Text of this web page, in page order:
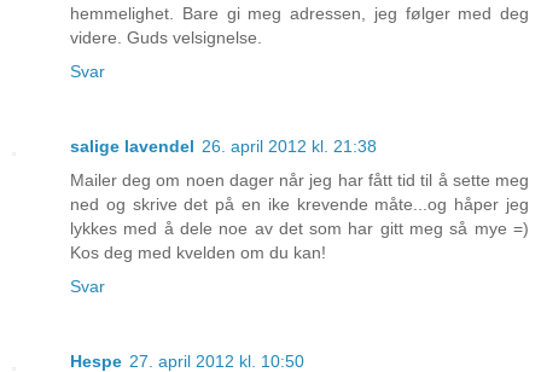
hemmelighet. Bare gi meg adressen, jeg følger med deg
videre. Guds velsignelse.
Svar
salige lavendel 26. april 2012 kl. 21:38
Mailer deg om noen dager når jeg har fått tid til å sette meg
ned og skrive det på en ike krevende måte...og håper jeg
lykkes med å dele noe av det som har gitt meg så mye =)
Kos deg med kvelden om du kan!
Svar
Hespe 27. april 2012 kl. 10:50